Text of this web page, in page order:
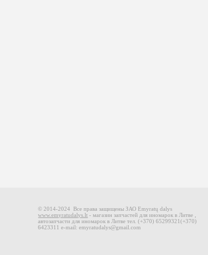
© 2014-2024 Все права защищены ЗАО Emyratų dalys
www.emyratudalys.lt - магазин запчастей для иномарок в Литве ,
автозапчасти для иномарок в Литве тел.(+370) 65299321(+370)
6423311 e-mail: emyratudalys@gmail.com